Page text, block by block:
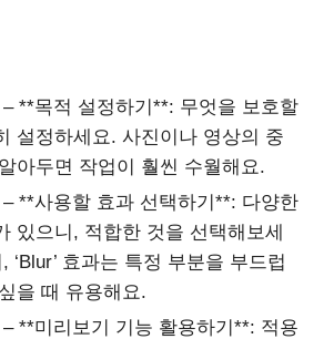
**목적 설정하기**: 무엇을 보호할
설정하세요. 사진이나 영상의 중
아두면 작업이 훨씬 수월해요.
**사용할 효과 선택하기**: 다양한
있으니, 적합한 것을 선택해보세
‘Blur’ 효과는 특정 부분을 부드럽
을 때 유용해요.
**미리보기 기능 활용하기**: 적용